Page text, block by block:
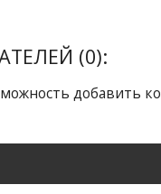
(0):
добавить